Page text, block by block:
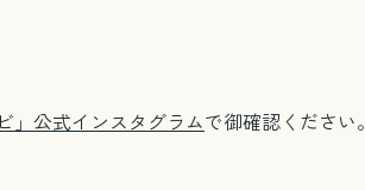
」公式インスタグラムで御確認ください。